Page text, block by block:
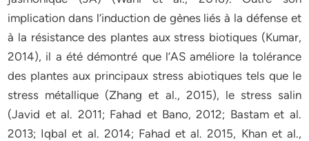
implication dans l’induction de gènes liés à la défense et
à la résistance des plantes aux stress biotiques (Kumar,
2014), il a été démontré que l’AS améliore la tolérance
des plantes aux principaux stress abiotiques tels que le
stress métallique (Zhang et al., 2015), le stress salin
(Javid et al. 2011; Fahad et Bano, 2012; Bastam et al.
2013; Iqbal et al. 2014; Fahad et al. 2015, Khan et al.,